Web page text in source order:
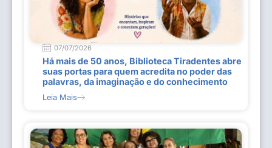
07/07/2026
Há mais de 50 anos, Biblioteca Tiradentes abre
suas portas para quem acredita no poder das
palavras, da imaginação e do conhecimento
Leia Mais